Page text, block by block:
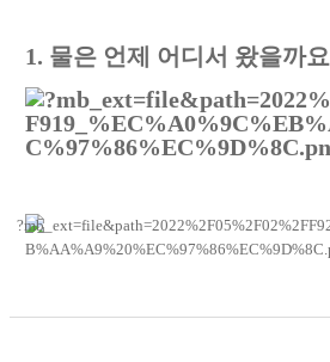
1. 물은 언제 어디서 왔을까요